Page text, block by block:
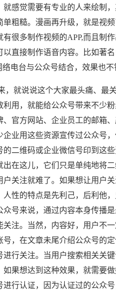
感觉需要有专业的人来绘制
粗糙。漫画再升级，就是视
很多制作视频的APP,而且制
直接制作语音内容。比如著
电台与公众号结合，效果也不
，就说说这个大家最头痛、最
用，就能给公众号带来不少
官方网站、企业员工的邮箱
业用这些资源宣传过公众号
二维码或企业微信号印到这
在这儿，它们只是单纯地将
关注就难了。如果想让用户
性的特点是先利己，后利他
号来说，通过内容本身传播
注。当然，内容好，用户不
，在文章未尾介绍公众号的
行关注。当用户搜索相关关
果想达到这种效果，就需要
行认证，因为认证过的公众